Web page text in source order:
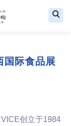
国际食品展
创立于1984